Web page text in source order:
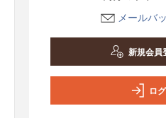
メールバ
新規会員
ロ